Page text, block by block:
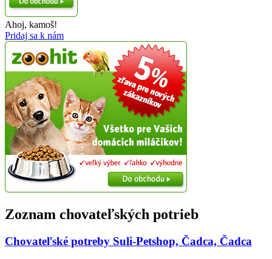
Ahoj, kamoš!
Pridaj sa k nám
Zoznam chovateľských potrieb
Chovateľské potreby Suli-Petshop, Čadca, Čadca